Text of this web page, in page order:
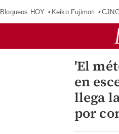
Bloqueos HOY Keiko Fujimori
'El
en
llega
por